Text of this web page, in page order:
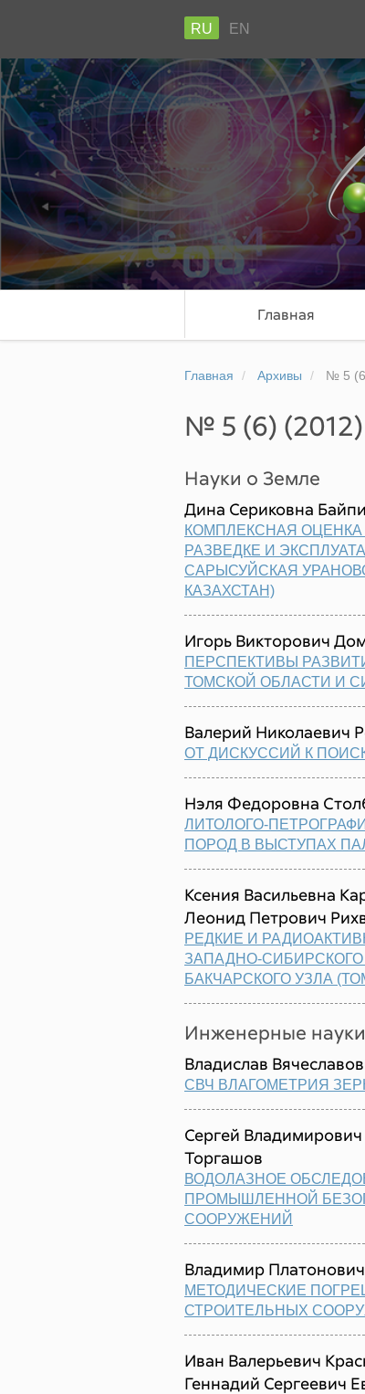
RU EN
Главная
Главная Архивы № 5
№ 5 (6) (2012)
Науки о Земле
Дина Сериковна
КОМПЛЕКСНАЯ
РАЗВЕДКЕ И
САРЫСУЙСКАЯ
КАЗАХСТАН)
Игорь Викторович
ПЕРСПЕКТИВЫ
ТОМСКОЙ ОБЛАСТИ И
Валерий Николаевич
ОТ ДИСКУССИЙ К
Нэля Федоровна
ЛИТОЛОГО-
ПОРОД В ВЫСТУПАХ
Ксения Васильевна
Леонид Петрович
РЕДКИЕ И
ЗАПАДНО-
БАКЧАРСКОГО УЗЛА
Инженерные науки
Владислав
СВЧ ВЛАГОМЕТРИЯ
Сергей
Торгашов
ВОДОЛАЗНОЕ
ПРОМЫШЛЕННОЙ
СООРУЖЕНИЙ
Владимир
МЕТОДИЧЕСКИЕ
СТРОИТЕЛЬНЫХ
Иван Валерьевич
Геннадий Сергеевич